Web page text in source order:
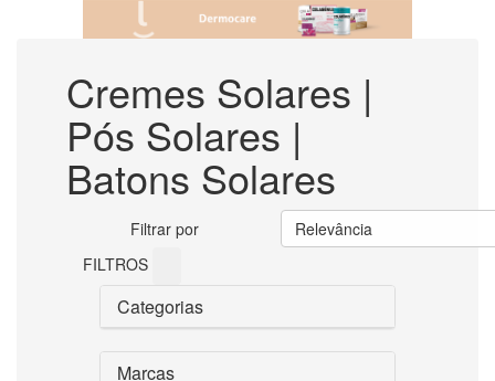
Cremes Solares |
Pós Solares |
Batons Solares
Filtrar por
Relevância
FILTROS
Categorias
Marcas